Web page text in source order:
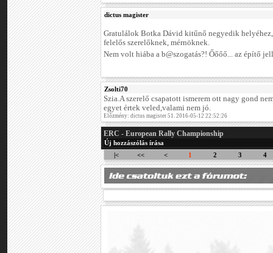
dictus magister
Gratulálok Botka Dávid kitűnő negyedik
felelős szerelőknek, mérnöknek.
Nem volt hiába a b@szogatás?! Őőőő... az építő
Zsolti70
Szia.A szerelő csapatott ismerem ott nagy gond
egyet értek veled,valami nem jó.
Előzmény: dictus magister 51. 2016-05-12 22:52:26
ERC - European Rally Championship
Új hozzászólás írása
|<
<< < 1 2 3 4